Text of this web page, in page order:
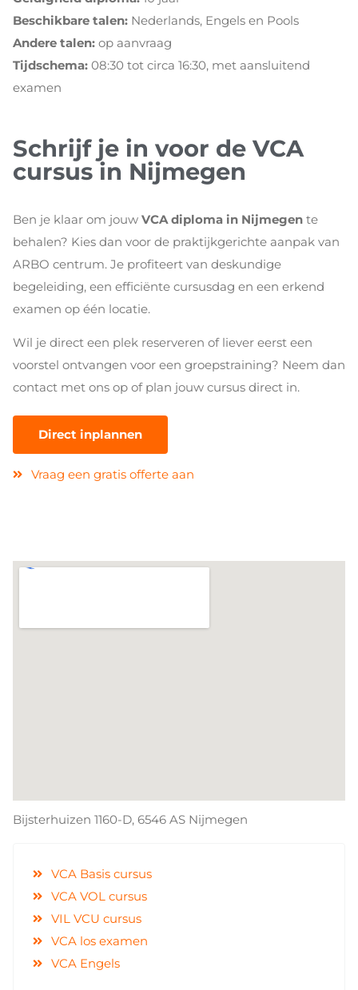
Beschikbare talen: Nederlands, Engels en Pools
Andere talen: op aanvraag
Tijdschema: 08:30 tot circa 16:30, met aansluitend
examen
Schrijf je in voor de VCA
cursus in Nijmegen
Ben je klaar om jouw VCA diploma in Nijmegen te
behalen? Kies dan voor de praktijkgerichte aanpak van
ARBO centrum. Je profiteert van deskundige
begeleiding, een efficiënte cursusdag en een erkend
examen op één locatie.
Wil je direct een plek reserveren of liever eerst een
voorstel ontvangen voor een groepstraining? Neem dan
contact met ons op of plan jouw cursus direct in.
Direct inplannen
Vraag een gratis offerte aan
Bijsterhuizen 1160-D, 6546 AS Nijmegen
VCA Basis cursus
VCA VOL cursus
VIL VCU cursus
VCA los examen
VCA Engels